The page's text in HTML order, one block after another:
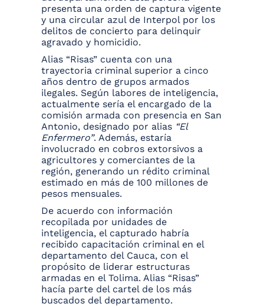
presenta una orden de captura vigente
y una circular azul de Interpol por los
delitos de concierto para delinquir
agravado y homicidio.
Alias “Risas” cuenta con una
trayectoria criminal superior a cinco
años dentro de grupos armados
ilegales. Según labores de inteligencia,
actualmente sería el encargado de la
comisión armada con presencia en San
Antonio, designado por alias “El
Enfermero”. Además, estaría
involucrado en cobros extorsivos a
agricultores y comerciantes de la
región, generando un rédito criminal
estimado en más de 100 millones de
pesos mensuales.
De acuerdo con información
recopilada por unidades de
inteligencia, el capturado habría
recibido capacitación criminal en el
departamento del Cauca, con el
propósito de liderar estructuras
armadas en el Tolima. Alias “Risas”
hacía parte del cartel de los más
buscados del departamento.